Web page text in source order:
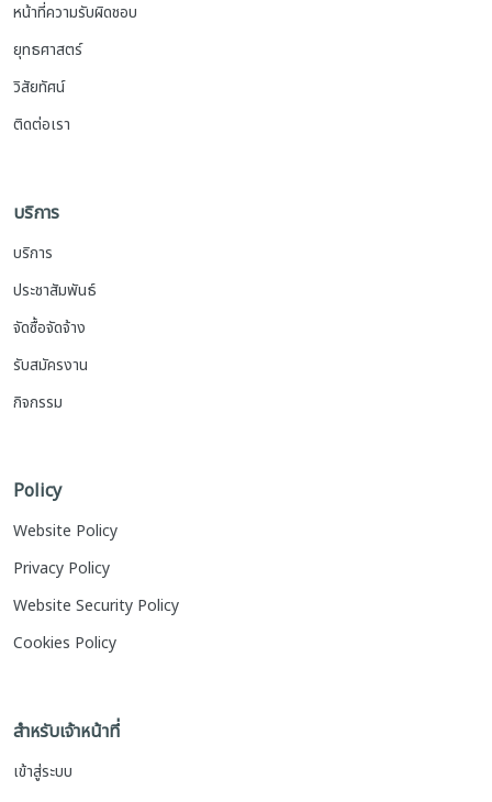
หน้าที่ความรับผิดชอบ
ยุทธศาสตร์
วิสัยทัศน์
ติดต่อเรา
บริการ
บริการ
ประชาสัมพันธ์
จัดซื้อจัดจ้าง
รับสมัครงาน
กิจกรรม
Policy
Website Policy
Privacy Policy
Website Security Policy
Cookies Policy
สำหรับเจ้าหน้าที่
เข้าสู่ระบบ